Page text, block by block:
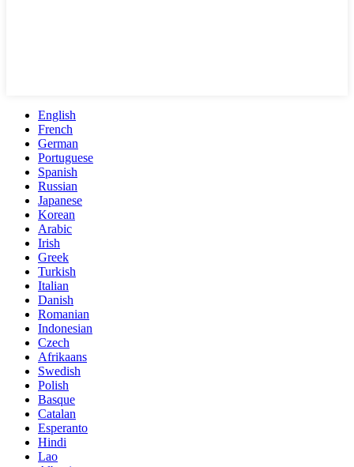
English
French
German
Portuguese
Spanish
Russian
Japanese
Korean
Arabic
Irish
Greek
Turkish
Italian
Danish
Romanian
Indonesian
Czech
Afrikaans
Swedish
Polish
Basque
Catalan
Esperanto
Hindi
Lao